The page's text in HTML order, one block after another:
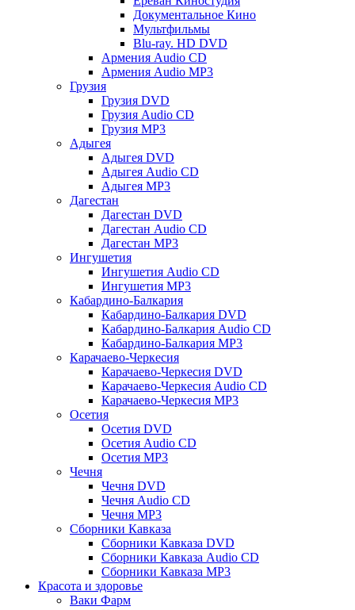
Документальное Кино
Мультфильмы
Blu-ray. HD DVD
Армения Audio CD
Армения Audio MP3
Грузия
Грузия DVD
Грузия Audio CD
Грузия MP3
Адыгея
Адыгея DVD
Адыгея Audio CD
Адыгея MP3
Дагестан
Дагестан DVD
Дагестан Audio CD
Дагестан MP3
Ингушетия
Ингушетия Audio CD
Ингушетия MP3
Кабардино-Балкария
Кабардино-Балкария DVD
Кабардино-Балкария Audio CD
Кабардино-Балкария MP3
Карачаево-Черкесия
Карачаево-Черкесия DVD
Карачаево-Черкесия Audio CD
Карачаево-Черкесия MP3
Осетия
Осетия DVD
Осетия Audio CD
Осетия MP3
Чечня
Чечня DVD
Чечня Audio CD
Чечня MP3
Сборники Кавказа
Сборники Кавказа DVD
Сборники Кавказа Audio CD
Сборники Кавказа MP3
Красота и здоровье
Ваки Фарм